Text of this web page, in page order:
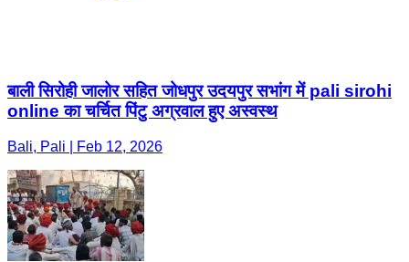
बाली सिरोही जालोर सहित जोधपुर उदयपुर सभांग में pali sirohi
online का चर्चित पिंटु अग्रवाल हुए अस्वस्थ
Bali, Pali | Feb 12, 2026